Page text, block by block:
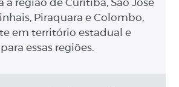
a região de Curitiba, São José
Piraquara e Colombo,
em território estadual e
essas regiões.